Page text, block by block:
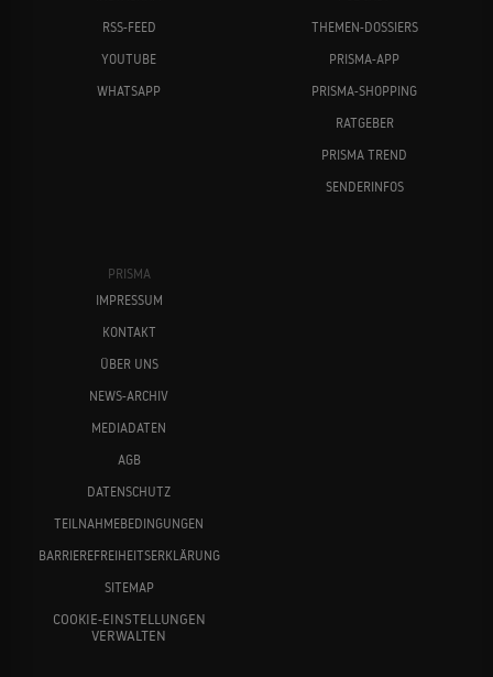
RSS-FEED
YOUTUBE
WHATSAPP
THEMEN-DOSSIERS
PRISMA-APP
PRISMA-SHOPPING
RATGEBER
PRISMA TREND
SENDERINFOS
PRISMA
IMPRESSUM
KONTAKT
ÜBER UNS
NEWS-ARCHIV
MEDIADATEN
AGB
DATENSCHUTZ
TEILNAHMEBEDINGUNGEN
BARRIEREFREIHEITSERKLÄRUNG
SITEMAP
COOKIE-EINSTELLUNGEN
VERWALTEN